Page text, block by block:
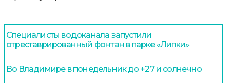
Специалисты водоканала запустили
отреставрированный фонтан в парке «Липки»
Во Владимире в понедельник до +27 и солнечно